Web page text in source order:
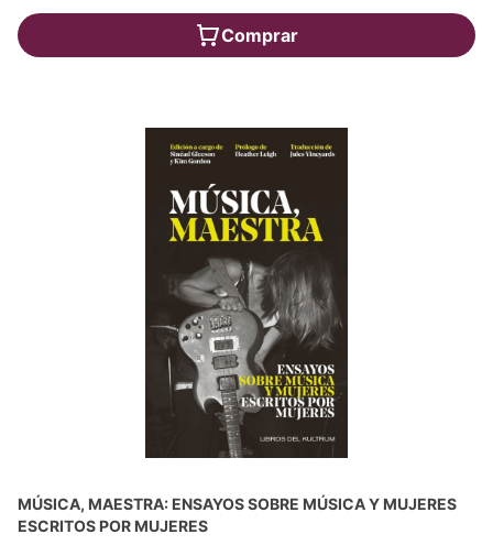
Comprar
MÚSICA, MAESTRA: ENSAYOS SOBRE MÚSICA Y MUJERES
ESCRITOS POR MUJERES